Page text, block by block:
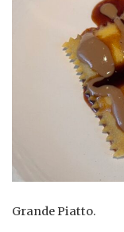
Grande Piatto.